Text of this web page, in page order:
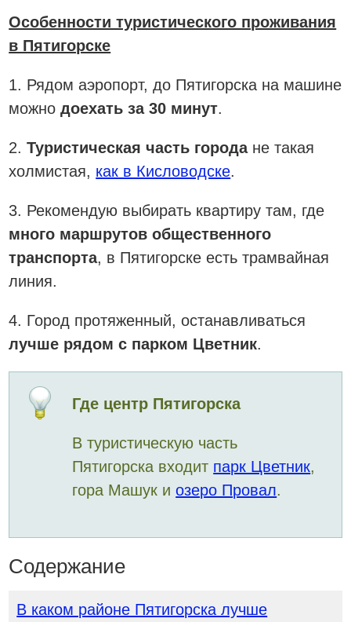
Особенности туристического проживания
в Пятигорске
1. Рядом аэропорт, до Пятигорска на машине
можнодоехать за 30 минут.
2.Туристическая часть городане такая
холмистая, как в Кисловодске.
3. Рекомендую выбирать квартиру там, где
много маршрутов общественного
транспорта, в Пятигорске есть трамвайная
линия.
4. Город протяженный, останавливаться
лучше рядом с парком Цветник.
Где центр Пятигорска
В туристическую часть
Пятигорска входит парк Цветник,
гора Машук иозеро Провал.
Содержание
В каком районе Пятигорска лучше